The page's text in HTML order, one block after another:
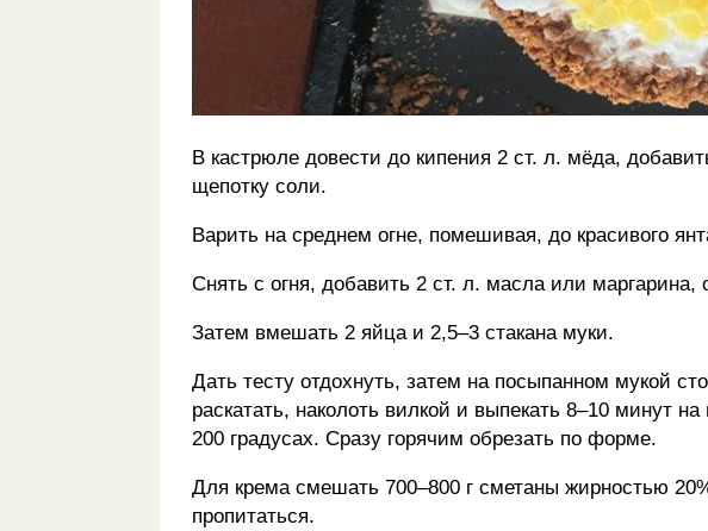
В кастрюле довести до кипения 2 ст. л. мёда,
щепотку соли.
Варить на среднем огне, помешивая, до красивого
Снять с огня, добавить 2 ст. л. масла или маргарина,
Затем вмешать 2 яйца и 2,5–3 стакана муки.
Дать тесту отдохнуть, затем на посыпанном мукой
раскатать, наколоть вилкой и выпекать 8–10 минут
200 градусах. Сразу горячим обрезать по форме.
Для крема смешать 700–800 г сметаны жирностью
пропитаться.